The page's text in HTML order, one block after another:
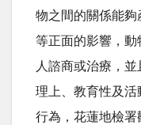
物之間的關係能夠
等正面的影響，動
人諮商或治療，
理上、教育性及
行為，花蓮地檢